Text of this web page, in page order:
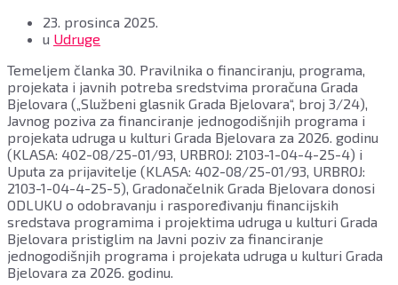
23. prosinca 2025.
u Udruge
Temeljem članka 30. Pravilnika o financiranju, programa,
projekata i javnih potreba sredstvima proračuna Grada
Bjelovara („Službeni glasnik Grada Bjelovara“, broj 3/24),
Javnog poziva za financiranje jednogodišnjih programa i
projekata udruga u kulturi Grada Bjelovara za 2026. godinu
(KLASA: 402-08/25-01/93, URBROJ: 2103-1-04-4-25-4) i
Uputa za prijavitelje (KLASA: 402-08/25-01/93, URBROJ:
2103-1-04-4-25-5), Gradonačelnik Grada Bjelovara donosi
ODLUKU o odobravanju i raspoređivanju financijskih
sredstava programima i projektima udruga u kulturi Grada
Bjelovara pristiglim na Javni poziv za financiranje
jednogodišnjih programa i projekata udruga u kulturi Grada
Bjelovara za 2026. godinu.